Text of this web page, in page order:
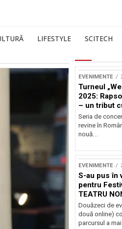
LIFESTYLE SCITECH
EVENIMENTE
Turneul
2025:
– un tribut
și Occident
Seria de
revine în
nouă...
EVENIMENTE
S-au pus în
pentru
TEATRU
Douăzeci de
două online)
parcursul a